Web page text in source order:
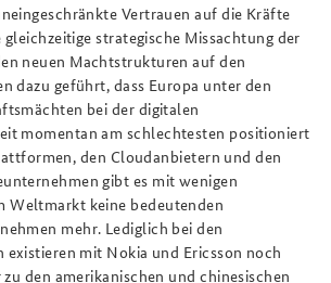
Vertrauen auf die Kräfte
strategische Missachtung der
neuen Machtstrukturen auf den
dazu geführt, dass Europa unter den
bei der digitalen
momentan am schlechtesten positioniert
den Cloudanbietern und den
gibt es mit wenigen
Weltmarkt keine bedeutenden
mehr. Lediglich bei den
existieren mit Nokia und Ericsson noch
den amerikanischen und chinesischen